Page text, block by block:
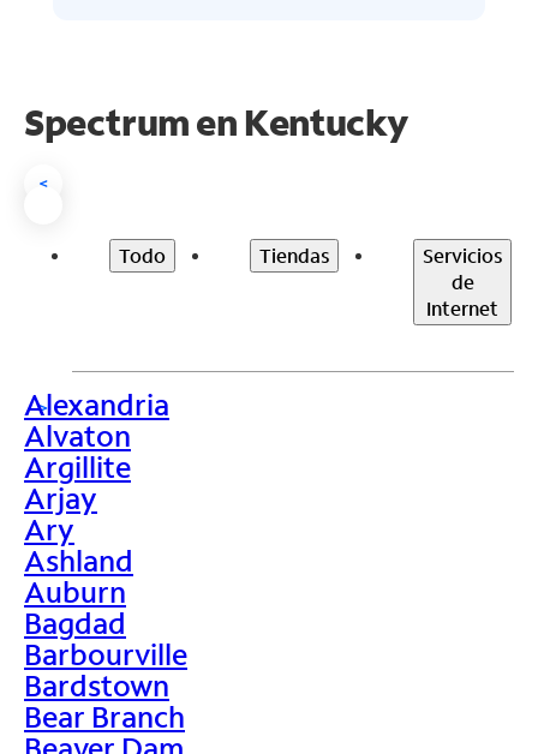
Spectrum en Kentucky
<
Todo Tiendas
Servicios
de
Internet
>
Alexandria
Alvaton
Argillite
Arjay
Ary
Ashland
Auburn
Bagdad
Barbourville
Bardstown
Bear Branch